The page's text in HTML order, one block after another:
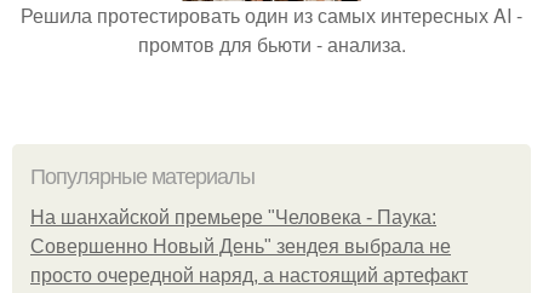
Решила протестировать один из самых интересных AI -
промтов для бьюти - анализа.
Популярные материалы
На шанхайской премьере "Человека - Паука:
Совершенно Новый День" зендея выбрала не
просто очередной наряд, а настоящий артефакт